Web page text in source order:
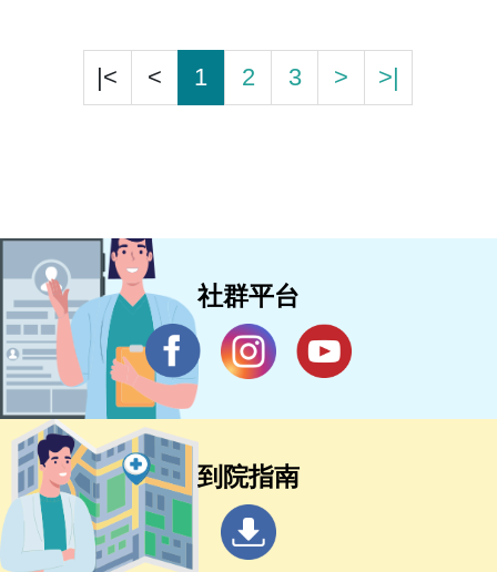
|< < 1 2 3 > >|
社群平台
到院指南